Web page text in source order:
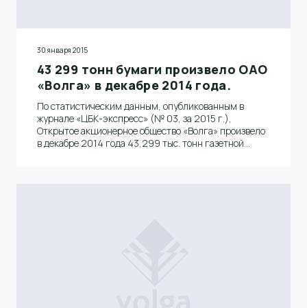
30 января 2015
43 299 тонн бумаги произвело ОАО
«Волга» в декабре 2014 года.
По статистическим данным, опубликованным в
журнале «ЦБК-экспресс» (№ 03, за 2015 г.),
Открытое акционерное общество «Волга» произвело
в декабре 2014 года 43,299 тыс. тонн газетной